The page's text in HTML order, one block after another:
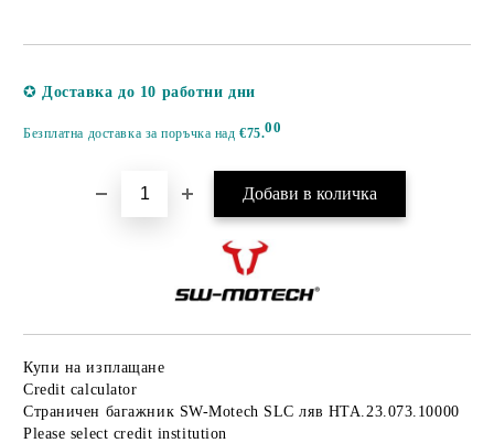
✪ Доставка до 10 работни дни
Безплатна доставка за поръчка над€75.00
Купи на изплащане
Credit calculator
Страничен багажник SW-Motech SLC ляв HTA.23.073.10000
Please select credit institution